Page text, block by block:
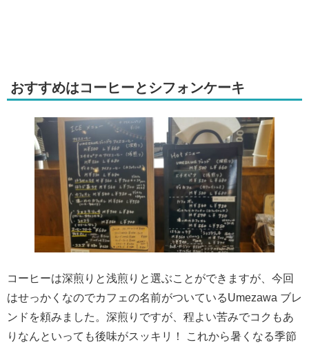
おすすめはコーヒーとシフォンケーキ
コーヒーは深煎りと浅煎りと選ぶことができますが、今回
はせっかくなのでカフェの名前がついているUmezawa ブレ
ンドを頼みました。深煎りですが、程よい苦みでコクもあ
りなんといっても後味がスッキリ！ これから暑くなる季節